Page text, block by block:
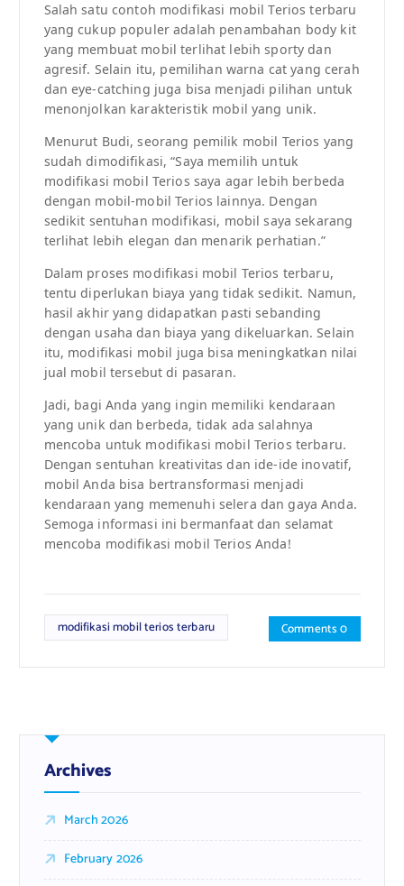
Salah satu contoh modifikasi mobil Terios terbaru
yang cukup populer adalah penambahan body kit
yang membuat mobil terlihat lebih sporty dan
agresif. Selain itu, pemilihan warna cat yang cerah
dan eye-catching juga bisa menjadi pilihan untuk
menonjolkan karakteristik mobil yang unik.
Menurut Budi, seorang pemilik mobil Terios yang
sudah dimodifikasi, “Saya memilih untuk
modifikasi mobil Terios saya agar lebih berbeda
dengan mobil-mobil Terios lainnya. Dengan
sedikit sentuhan modifikasi, mobil saya sekarang
terlihat lebih elegan dan menarik perhatian.”
Dalam proses modifikasi mobil Terios terbaru,
tentu diperlukan biaya yang tidak sedikit. Namun,
hasil akhir yang didapatkan pasti sebanding
dengan usaha dan biaya yang dikeluarkan. Selain
itu, modifikasi mobil juga bisa meningkatkan nilai
jual mobil tersebut di pasaran.
Jadi, bagi Anda yang ingin memiliki kendaraan
yang unik dan berbeda, tidak ada salahnya
mencoba untuk modifikasi mobil Terios terbaru.
Dengan sentuhan kreativitas dan ide-ide inovatif,
mobil Anda bisa bertransformasi menjadi
kendaraan yang memenuhi selera dan gaya Anda.
Semoga informasi ini bermanfaat dan selamat
mencoba modifikasi mobil Terios Anda!
modifikasi mobil terios terbaru Comments 0
Archives
March 2026
February 2026